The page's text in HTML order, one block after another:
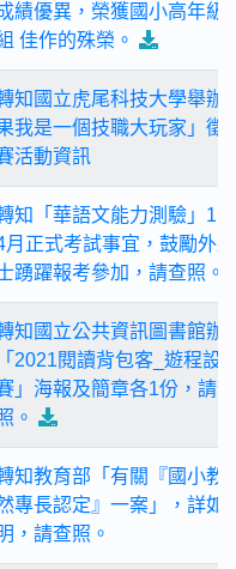
績優異，榮獲國小高年級
佳作的殊榮。
知國立虎尾科技大學舉辦
我是一個技職大玩家」徵
活動資訊
知「華語文能力測驗」
月正式考試事宜，鼓勵外
踴躍報考參加，請查照。
知國立公共資訊圖書館辦
「2021閱讀背包客_遊程設
」海報及簡章各1份，請查
。
知教育部「有關『國小教
專長認定』一案」，詳如
，請查照。